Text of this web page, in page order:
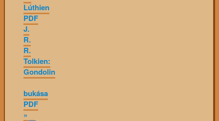
Lúthien
PDF
J.
R.
R.
Tolkien:
Gondolin
bukása
PDF
»